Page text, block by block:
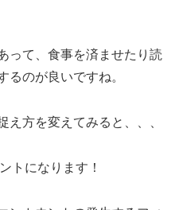
って、食事を済ませたり読
るのが良いですね。
え方を変えてみると、、、
トになります！